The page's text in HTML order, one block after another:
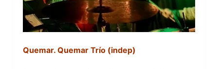
Quemar. Quemar Trío (indep)